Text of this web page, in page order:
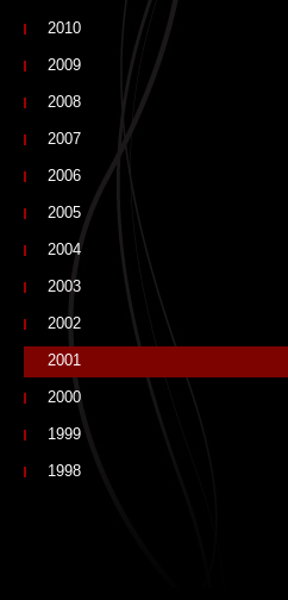
2010
2009
2008
2007
2006
2005
2004
2003
2002
2001
2000
1999
1998